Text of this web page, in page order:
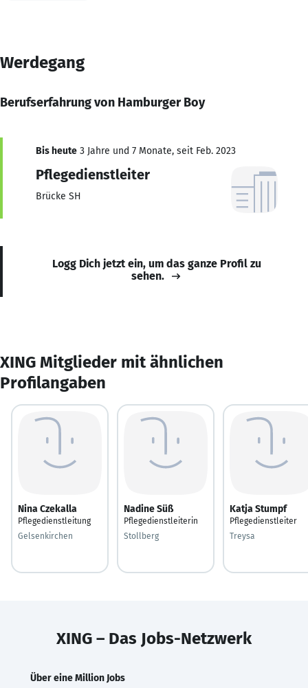
Werdegang
Berufserfahrung von Hamburger Boy
Bis heute 3 Jahre und 7 Monate, seit Feb. 2023
Pflegedienstleiter
Brücke SH
Logg Dich jetzt ein, um das ganze Profil zu
sehen.
XING Mitglieder mit ähnlichen
Profilangaben
Nina Czekalla
Pflegedienstleitung
Gelsenkirchen
Nadine Süß
Pflegedienstleiterin
Stollberg
Katja Stumpf
Pflegedienstleiter
Treysa
XING – Das Jobs-Netzwerk
Über eine Million Jobs